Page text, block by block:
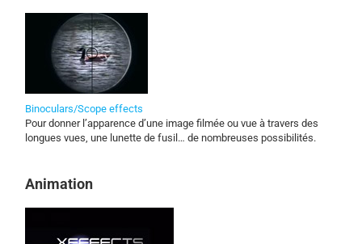
Binoculars/Scope effects
Pour donner l’apparence d’une image filmée ou vue à travers des
longues vues, une lunette de fusil… de nombreuses possibilités.
Animation